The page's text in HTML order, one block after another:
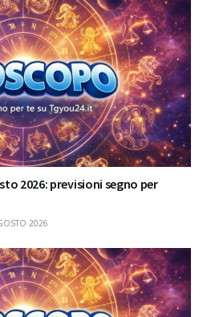
2026: previsioni segno per
2026